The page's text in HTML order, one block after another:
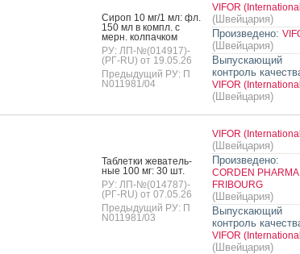
Си­роп 10 мг/1 мл: фл.
150 мл в компл. с
мерн. кол­пачком
РУ: ЛП-№(014917)-
(РГ-RU) от 19.05.26
Предыдущий РУ: П
N011981/04
VIFOR
(Швейцария)
Произведено:
(Швейцария)
Выпускающий
контроль
VIFOR
(Швейцария)
Таб­летки же­ватель­
ные 100 мг: 30 шт.
РУ: ЛП-№(014787)-
(РГ-RU) от 07.05.26
Предыдущий РУ: П
N011981/03
VIFOR
(Швейцария)
Произведено:
CORDEN PHARMA
FRIBOURG
(Швейцария)
Выпускающий
контроль
VIFOR
(Швейцария)